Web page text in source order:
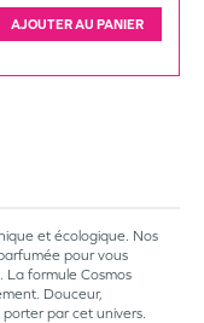
AJOUTER AU PANIER
et écologique. Nos
pour vous
La formule Cosmos
Douceur,
par cet univers.